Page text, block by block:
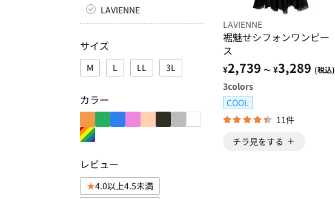
LAVIENNE
サイズ
M L LL 3L
カラー
レビュー
4.0以上4.5未満
LAVIENNE
裾魅せシフォンワンピー
ス
¥2,739 ～ ¥3,289 (税込)
3colors
COOL
11件
チラ見をする